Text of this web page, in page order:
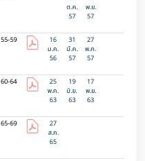
ต.ค.
57
พ.ย.
57
55-59
16
ม.ค.
56
31
มี.ค.
57
27
พ.ค.
57
60-64
25
พ.ค.
63
19
มิ.ย.
63
17
พ.ย.
63
65-69
27
ส.ค.
65